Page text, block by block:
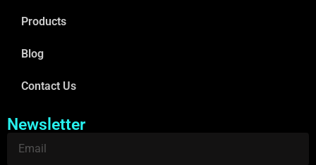
Products
Blog
Contact Us
Newsletter